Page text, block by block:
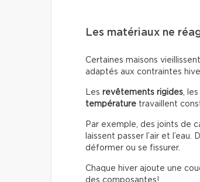
Les matériaux ne
Certaines maisons
adaptés aux contraintes
Les revêtements rigides, les
température travaillent
Par exemple, des joints de
laissent passer l’air et
déformer ou se fissurer.
Chaque hiver ajoute une
des composantes!